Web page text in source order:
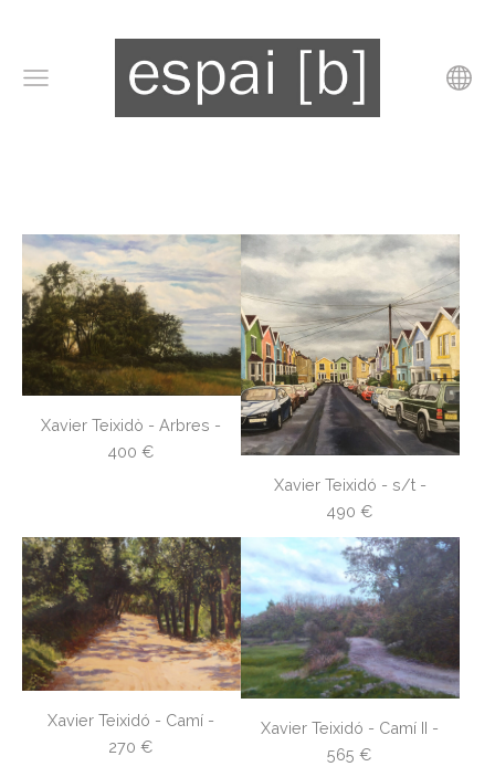
Xavier Teixidò - Arbres -
400 €
Xavier Teixidó - s/t -
490 €
Xavier Teixidó - Camí -
270 €
Xavier Teixidó - Camí II -
565 €